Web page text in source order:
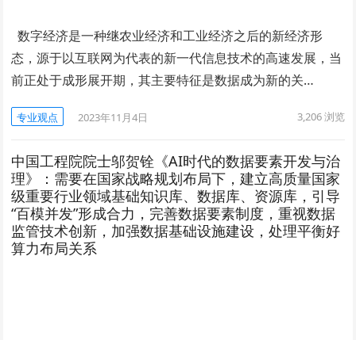
数字经济是一种继农业经济和工业经济之后的新经济形
态，源于以互联网为代表的新一代信息技术的高速发展，当
前正处于成形展开期，其主要特征是数据成为新的关…
专业观点 2023年11月4日 3,206浏览
中国工程院院士邬贺铨《AI时代的数据要素开发与治
理》：需要在国家战略规划布局下，建立高质量国家
级重要行业领域基础知识库、数据库、资源库，引导
“百模并发”形成合力，完善数据要素制度，重视数据
监管技术创新，加强数据基础设施建设，处理平衡好
算力布局关系